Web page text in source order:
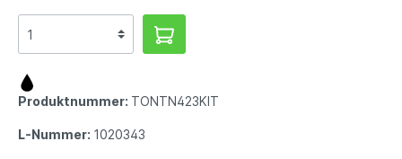
Produktnummer: TONTN423KIT
L-Nummer: 1020343